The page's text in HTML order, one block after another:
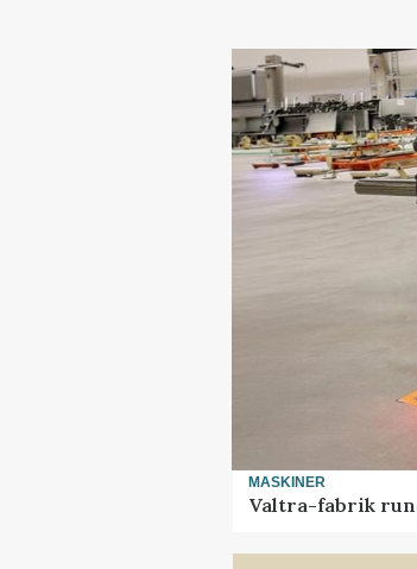
MASKINER
Valtra-fabrik